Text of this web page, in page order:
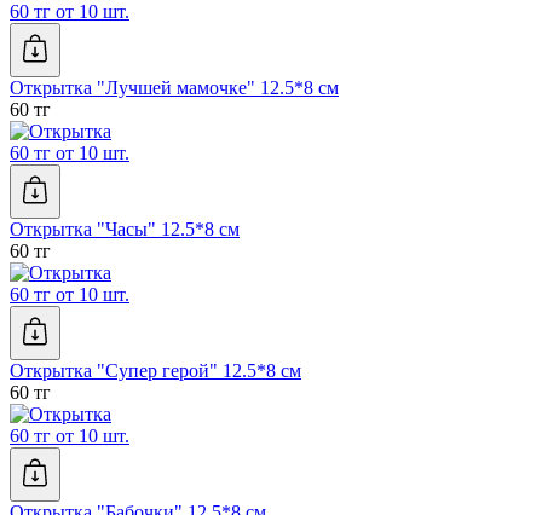
60 тг от 10 шт.
Открытка "Лучшей мамочке" 12.5*8 см
60 тг
60 тг от 10 шт.
Открытка "Часы" 12.5*8 см
60 тг
60 тг от 10 шт.
Открытка "Супер герой" 12.5*8 см
60 тг
60 тг от 10 шт.